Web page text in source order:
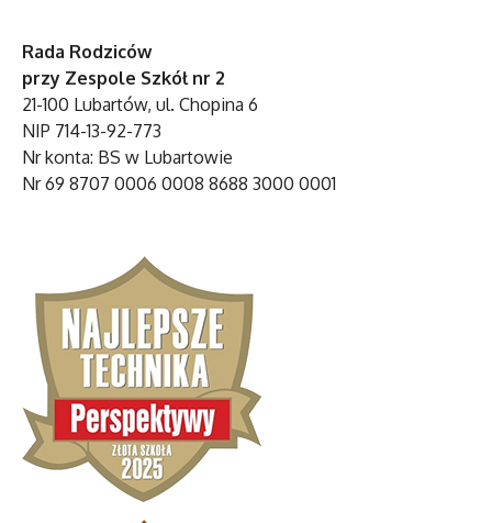
Rada Rodziców
przy Zespole Szkół nr 2
21-100 Lubartów, ul. Chopina 6
NIP 714-13-92-773
Nr konta: BS w Lubartowie
Nr 69 8707 0006 0008 8688 3000 0001